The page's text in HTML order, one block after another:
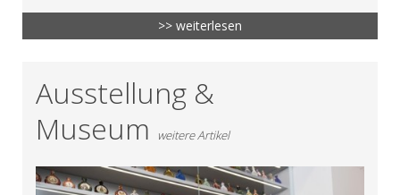
>> weiterlesen
Ausstellung &
Museum
weitere Artikel